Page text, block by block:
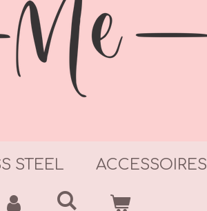
STEEL ACCESSOIRES